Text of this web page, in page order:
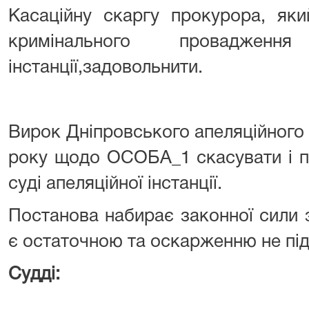
Касаційну скаргу прокурора,
кримінального
інстанції,задовольнити.
Вирок Дніпровського
року щодо ОСОБА_1 скасувати і
суді апеляційної інстанції.
Постанова набирає законної
є остаточною та оскарженню не
Судді: